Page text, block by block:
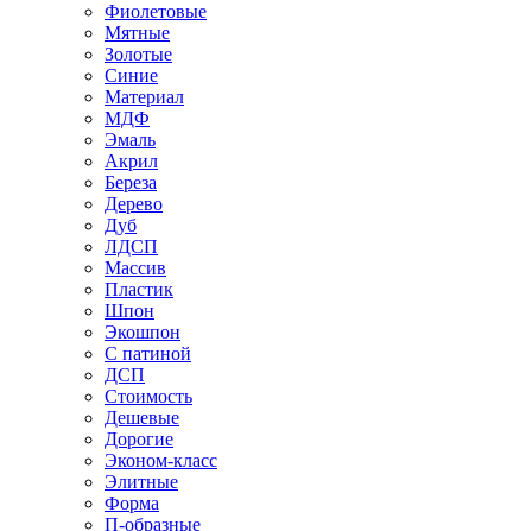
Фиолетовые
Мятные
Золотые
Синие
Материал
МДФ
Эмаль
Акрил
Береза
Дерево
Дуб
ЛДСП
Массив
Пластик
Шпон
Экошпон
С патиной
ДСП
Стоимость
Дешевые
Дорогие
Эконом-класс
Элитные
Форма
П-образные